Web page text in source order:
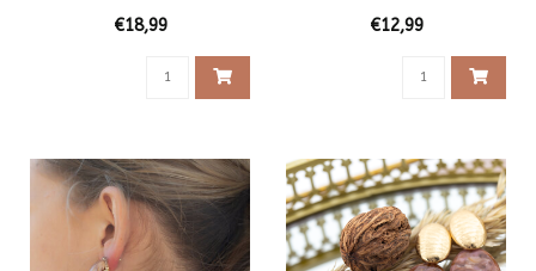
€18,99
€12,99